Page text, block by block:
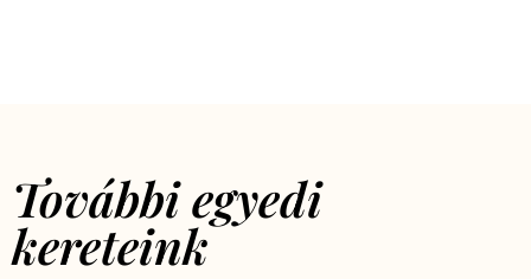
További egyedi
kereteink